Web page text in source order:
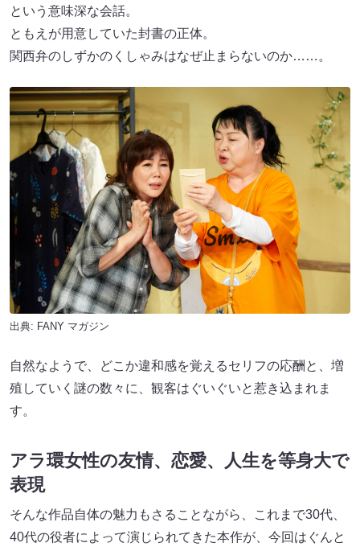
という意味深な会話。
ともえが用意していた封書の正体。
関西弁のしずかのくしゃみはなぜ止まらないのか……。
出典: FANY マガジン
自然なようで、どこか違和感を覚えるセリフの応酬と、増
殖していく謎の数々に、観客はぐいぐいと惹き込まれま
す。
アラ環女性の友情、恋愛、人生を等身大で
表現
そんな作品自体の魅力もさることながら、これまで30代、
40代の役者によって演じられてきた本作が、今回はぐんと